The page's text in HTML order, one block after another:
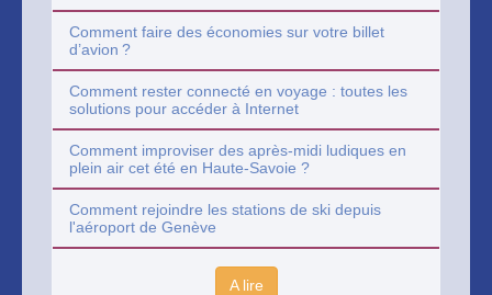
Comment faire des économies sur votre billet
d’avion ?
Comment rester connecté en voyage : toutes les
solutions pour accéder à Internet
Comment improviser des après-midi ludiques en
plein air cet été en Haute-Savoie ?
Comment rejoindre les stations de ski depuis
l'aéroport de Genève
A lire